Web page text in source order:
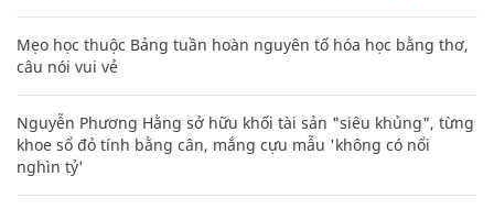
Mẹo học thuộc Bảng tuần hoàn nguyên tố hóa học bằng thơ,
câu nói vui vẻ
Nguyễn Phương Hằng sở hữu khối tài sản "siêu khủng", từng
khoe sổ đỏ tính bằng cân, mắng cựu mẫu 'không có nổi
nghìn tỷ'